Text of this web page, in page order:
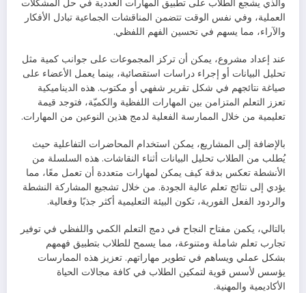
والذي يشجع الطلاب على تطبيق المهارات العددية في حل المشكلات
العملية، وفي نفس الوقت تتضمن المناقشات الجماعية تبادل الأفكار
والآراء، مما يسهم في تحسين الفهم اللفظي.
عند إعداد مشروع، يمكن أن تركز المجموعات على جوانب كمية مثل
تحليل البيانات أو إجراء دراسات استقصائية، بينما يعمل الأعضاء على
صياغة نتائجهم في شكل تقرير شفهي أو مكتوب. هذه الديناميكية
تعزز التعلم المتزامن بين المهارات اللفظية والكميّة، فتوجد قيمة
تعليمية من خلال الممارسة الفعلية لدمج هذين النوعين من المهارات.
بالإضافة إلى المشاريع، يمكن استخدام المحاضرات التفاعلية حيث
يُطلب من الطلاب تحليل البيانات أثناء النقاشات. هذه السلسلة من
الأنشطة تعكس بدقة كيف يمكن لمهارات متعددة أن تعمل معًا، مما
يؤدي إلى نتائج تعلم عالية الجودة. من خلال تشجيع المشاركة النشطة
والردود الفعل الفورية، تكون البيئة التعليمية أكثر جذبًا وفعالية.
بالتالي، يكمن مفتاح النجاح في دمج التعلم الكمي واللفظي في توفير
تجارب تعلم شاملة ومتنوعة، مما يسمح للطلاب بتطبيق فهمهم
بشكل عملي ويساهم في تطوير مهاراتهم. تعزيز هذه الممارسات
يؤسس لأسس قوية لتمكين الطلاب في كافة مجالات الحياة
الأكاديمية والمهنية.